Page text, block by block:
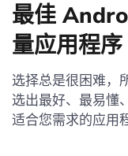
最佳
量应用程序
选择总是很困难，
选出最好、最易懂
适合您需求的应用